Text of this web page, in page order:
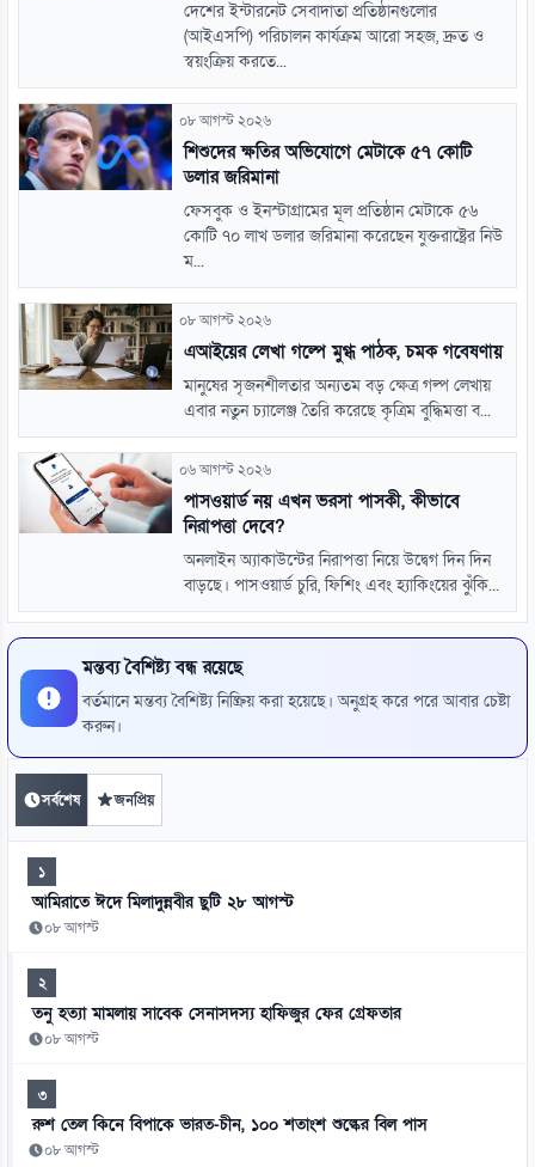
দেশের ইন্টারনেট সেবাদাতা প্রতিষ্ঠানগুলোর
(আইএসপি) পরিচালন কার্যক্রম আরো সহজ, দ্রুত ও
স্বয়ংক্রিয় করতে...
০৮ আগস্ট ২০২৬
শিশুদের ক্ষতির অভিযোগে মেটাকে ৫৭ কোটি
ডলার জরিমানা
ফেসবুক ও ইনস্টাগ্রামের মূল প্রতিষ্ঠান মেটাকে ৫৬
কোটি ৭০ লাখ ডলার জরিমানা করেছেন যুক্তরাষ্ট্রের নিউ
ম...
০৮ আগস্ট ২০২৬
এআইয়ের লেখা গল্পে মুগ্ধ পাঠক, চমক গবেষণায়
মানুষের সৃজনশীলতার অন্যতম বড় ক্ষেত্র গল্প লেখায়
এবার নতুন চ্যালেঞ্জ তৈরি করেছে কৃত্রিম বুদ্ধিমত্তা ব...
০৬ আগস্ট ২০২৬
পাসওয়ার্ড নয় এখন ভরসা পাসকী, কীভাবে
নিরাপত্তা দেবে?
অনলাইন অ্যাকাউন্টের নিরাপত্তা নিয়ে উদ্বেগ দিন দিন
বাড়ছে। পাসওয়ার্ড চুরি, ফিশিং এবং হ্যাকিংয়ের ঝুঁকি...
মন্তব্য বৈশিষ্ট্য বন্ধ রয়েছে
বর্তমানে মন্তব্য বৈশিষ্ট্য নিষ্ক্রিয় করা হয়েছে। অনুগ্রহ করে পরে আবার চেষ্টা
করুন।
সর্বশেষ জনপ্রিয়
১
আমিরাতে ঈদে মিলাদুন্নবীর ছুটি ২৮ আগস্ট
০৮ আগস্ট
২
তনু হত্যা মামলায় সাবেক সেনাসদস্য হাফিজুর ফের গ্রেফতার
০৮ আগস্ট
৩
রুশ তেল কিনে বিপাকে ভারত-চীন, ১০০ শতাংশ শুল্কের বিল পাস
০৮ আগস্ট